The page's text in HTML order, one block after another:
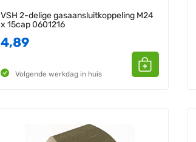
VSH 2-delige gasaansluitkoppeling M24
x 15cap 0601216
4,89
Volgende werkdag in huis